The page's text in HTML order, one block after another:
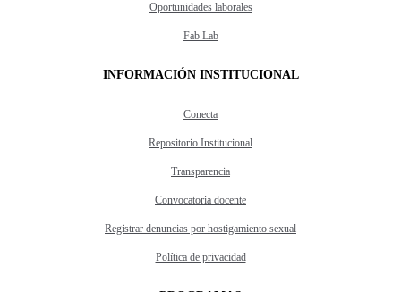
Oportunidades laborales
Fab Lab
INFORMACIÓN INSTITUCIONAL
Conecta
Repositorio Institucional
Transparencia
Convocatoria docente
Registrar denuncias por hostigamiento sexual
Política de privacidad